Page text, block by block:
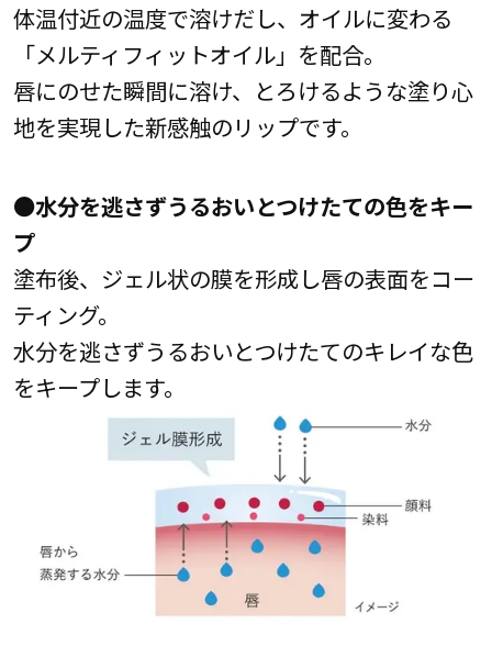
体温付近の温度で溶けだし、オイルに変わる
「メルティフィットオイル」を配合。
唇にのせた瞬間に溶け、とろけるような塗り心
地を実現した新感触のリップです。
●水分を逃さずうるおいとつけたての色をキー
プ
塗布後、ジェル状の膜を形成し唇の表面をコー
ティング。
水分を逃さずうるおいとつけたてのキレイな色
をキープします。